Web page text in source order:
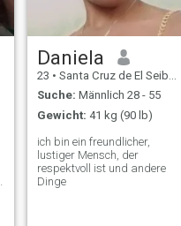
Daniela
23 • Santa Cruz de El Seibo, El Seíbo, Dom. Rep.
Suche: Männlich 28 - 55
Gewicht: 41 kg (90 lb)
ich bin ein freundlicher,
lustiger Mensch, der
respektvoll ist und andere
Dinge